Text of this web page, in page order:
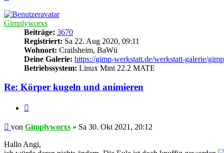
Gimplyworxs
Beiträge: 3670
Registriert: Sa 22. Aug 2020, 09:11
Wohnort: Crailsheim, BaWü
Deine Galerie: https://gimp-werkstatt.de/werkstatt-galerie/
Betriebssystem: Linux Mint 22.2 MATE
Re: Körper kugeln und animieren
Beitrag
von Gimplyworxs » Sa 30. Okt 2021, 20:12
Hallo Angi,